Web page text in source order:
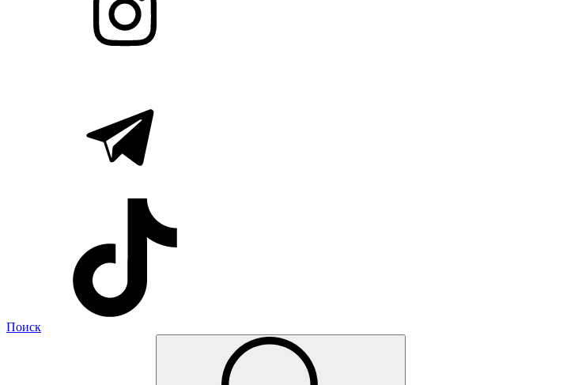
Поиск